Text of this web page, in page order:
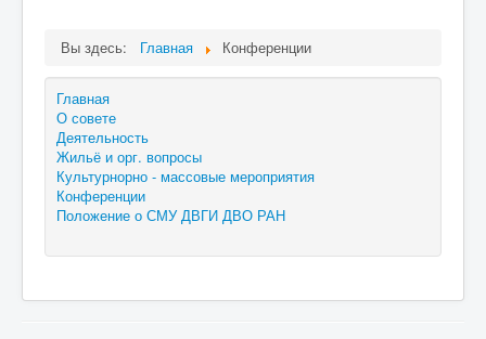
Вы здесь: Главная Конференции
Главная
О совете
Деятельность
Жильё и орг. вопросы
Культурнорно - массовые мероприятия
Конференции
Положение о СМУ ДВГИ ДВО РАН